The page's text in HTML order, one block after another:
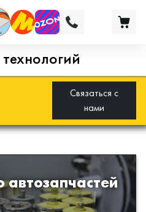
Связаться с
нами
автозапчастей
деталей
для подвески
автомобиля